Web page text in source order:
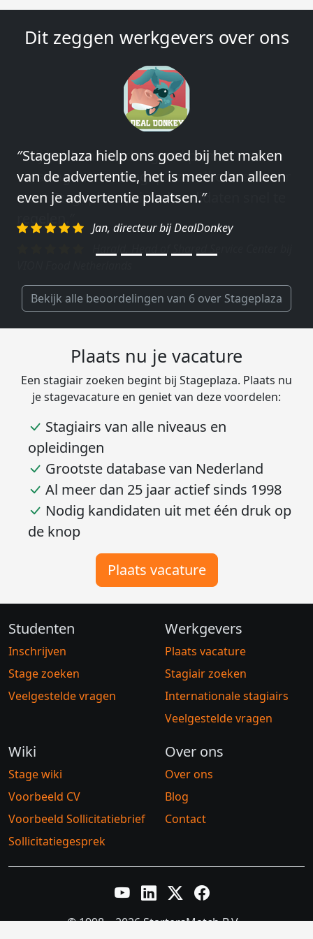
Dit zeggen werkgevers over ons
″Wij hebben in ieder geval prima
ervaringen met Stageplaza: elke keer weer
weet Stageplaza prima kandidaten snel te
regelen.″
Bekijk alle beoordelingen van 6 over Stageplaza
Plaats nu je vacature
Een stagiair zoeken begint bij Stageplaza. Plaats nu
je stagevacature en geniet van deze voordelen:
Stagiairs van alle niveaus en
opleidingen
Grootste database van Nederland
Al meer dan 25 jaar actief sinds 1998
Nodig kandidaten uit met één druk op
de knop
Plaats vacature
Studenten
Inschrijven
Stage zoeken
Veelgestelde vragen
Werkgevers
Plaats vacature
Stagiair zoeken
Internationale stagiairs
Veelgestelde vragen
Wiki
Stage wiki
Voorbeeld CV
Voorbeeld Sollicitatiebrief
Sollicitatiegesprek
Over ons
Over ons
Blog
Contact
YouTubeLinkedInTwitter XFacebook
© 1998 – 2026 StartersMatch B.V.